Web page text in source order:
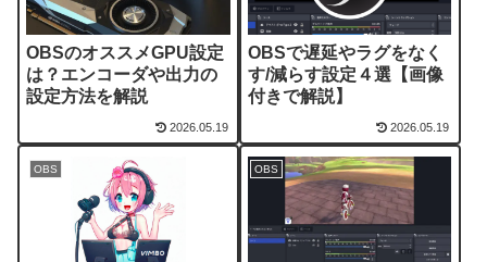
OBSのオススメGPU設定
は？エンコーダや出力の
設定方法を解説
2026.05.19
OBSで遅延やラグをなく
す/減らす設定４選【画像
付きで解説】
2026.05.19
OBS OBS